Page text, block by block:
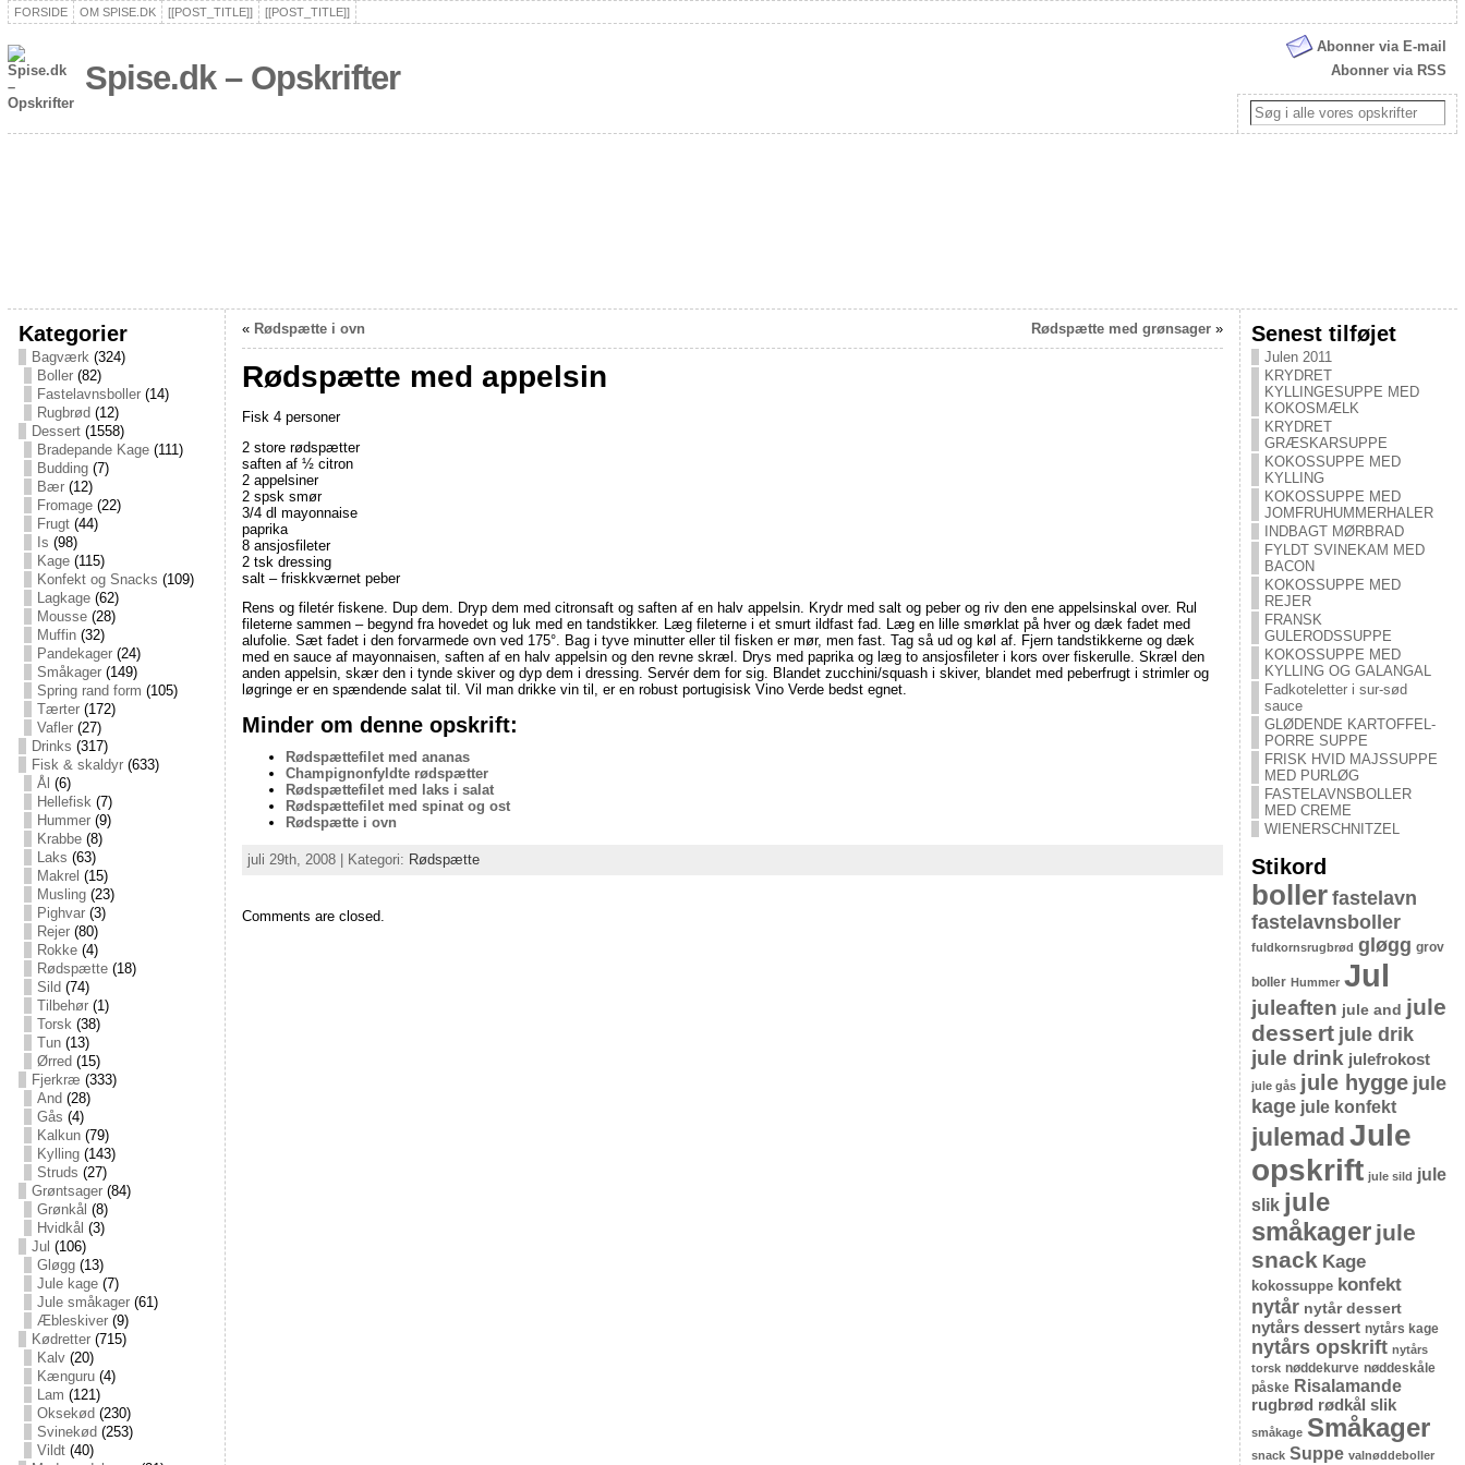
FORSIDE OM SPISE.DK [[POST_TITLE]] [[POST_TITLE]]
Spise.dk – Opskrifter
Abonner via E-mail
Abonner via RSS
Kategorier
Bagværk(324)
Boller(82)
Fastelavnsboller(14)
Rugbrød (12)
Dessert(1558)
Bradepande Kage(111)
Budding(7)
Bær(12)
Fromage(22)
Frugt(44)
Is (98)
Kage(115)
Konfekt og Snacks (109)
Lagkage(62)
Mousse(28)
Muffin(32)
Pandekager(24)
Småkager(149)
Spring rand form (105)
Tærter(172)
Vafler(27)
Drinks (317)
Fisk & skaldyr(633)
Ål (6)
Hellefisk(7)
Hummer(9)
Krabbe(8)
Laks (63)
Makrel (15)
Musling(23)
Pighvar(3)
Rejer(80)
Rokke(4)
Rødspætte(18)
Sild (74)
Tilbehør(1)
Torsk(38)
Tun(13)
Ørred (15)
Fjerkræ (333)
And (28)
Gås (4)
Kalkun(79)
Kylling(143)
Struds (27)
Grøntsager(84)
Grønkål (8)
Hvidkål (3)
Jul (106)
Gløgg(13)
Jule kage(7)
Jule småkager(61)
Æbleskiver(9)
Kødretter(715)
Kalv(20)
Kænguru(4)
Lam (121)
Oksekød (230)
Svinekød (253)
Vildt(40)
« Rødspætte i ovn Rødspætte med grønsager»
Rødspætte med appelsin
Fisk 4 personer
2 store rødspætter
saften af ½ citron
2 appelsiner
2 spsk smør
3/4 dl mayonnaise
paprika
8 ansjosfileter
2 tsk dressing
salt – friskkværnet peber
Rens og filetér fiskene. Dup dem. Dryp dem med citronsaft og saften af en halv appelsin. Krydr med salt og peber og riv den ene appelsinskal over. Rul
fileterne sammen – begynd fra hovedet og luk med en tandstikker. Læg fileterne i et smurt ildfast fad. Læg en lille smørklat på hver og dæk fadet med
alufolie. Sæt fadet i den forvarmede ovn ved 175°. Bag i tyve minutter eller til fisken er mør, men fast. Tag så ud og køl af. Fjern tandstikkerne og dæk
med en sauce af mayonnaisen, saften af en halv appelsin og den revne skræl. Drys med paprika og læg to ansjosfileter i kors over fiskerulle. Skræl den
anden appelsin, skær den i tynde skiver og dyp dem i dressing. Servér dem for sig. Blandet zucchini/squash i skiver, blandet med peberfrugt i strimler og
løgringe er en spændende salat til. Vil man drikke vin til, er en robust portugisisk Vino Verde bedst egnet.
Minder om denne opskrift:
Rødspættefilet med ananas
Champignonfyldte rødspætter
Rødspættefilet med laks i salat
Rødspættefilet med spinat og ost
Rødspætte i ovn
juli 29th, 2008 | Kategori: Rødspætte
Comments are closed.
Senest tilføjet
Julen 2011
KRYDRET
KYLLINGESUPPE MED
KOKOSMÆLK
KRYDRET
GRÆSKARSUPPE
KOKOSSUPPE MED
KYLLING
KOKOSSUPPE MED
JOMFRUHUMMERHALER
INDBAGT MØRBRAD
FYLDT SVINEKAM MED
BACON
KOKOSSUPPE MED
REJER
FRANSK
GULERODSSUPPE
KOKOSSUPPE MED
KYLLING OG GALANGAL
Fadkoteletter i sur-sød
sauce
GLØDENDE KARTOFFEL-
PORRE SUPPE
FRISK HVID MAJSSUPPE
MED PURLØG
FASTELAVNSBOLLER
MED CREME
WIENERSCHNITZEL
Stikord
boller fastelavn
fastelavnsboller
fuldkornsrugbrød gløgg grov
boller Hummer Jul
juleaften jule and jule
dessert jule drik
jule drink julefrokost
jule gås jule hygge jule
kage jule konfekt
julemad Jule
opskrift jule sild jule
slik jule
småkager jule
snack Kage
kokossuppe konfekt
nytår nytår dessert
nytårs dessert nytårs kage
nytårs opskrift nytårs
torsk nøddekurve nøddeskåle
påske Risalamande
rugbrød rødkål slik
småkage Småkager
snack Suppe valnøddeboller